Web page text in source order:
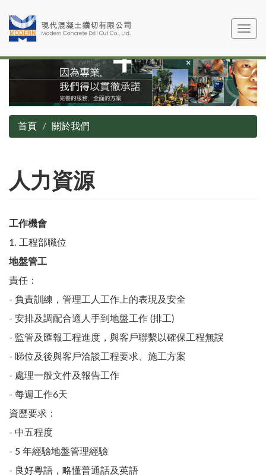
主
容
Toggle
首頁 關於我們
人力資源
工作機會
1. 工程部職位
地盤管工
責任：
- 負責訓練，管理工人工作上的表現及安全
- 安排及調配合適人手到地盤工作 (排工)
- 監管及匯報工程進度，與客戶聯繫以確保工程無誤
- 睇位及後與客戶洽談工程要求、施工方案
- 處理一般文件及報告工作
- 每週工作6天
資歷要求：
- 中五程度
- 5 年經驗地盤管理經驗
- 良好粵語，略懂普通話及英語